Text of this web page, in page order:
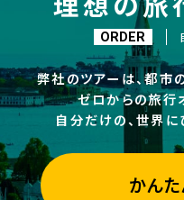
ORDER
弊社のツアーは、都市
ゼロからの旅行
自分だけの、世界に
かん